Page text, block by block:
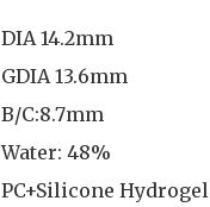
DIA 14.2mm
GDIA 13.6mm
B/C:8.7mm
Water: 48%
PC+Silicone Hydrogel